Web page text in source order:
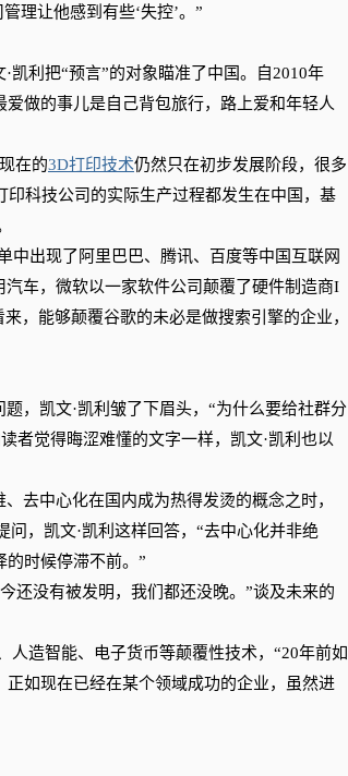
理让他感到有些‘失控’。”
利把“预言”的对象瞄准了中国。自2010年
做的事儿是自己背包旅行，路上爱和年轻人
在的3D打印技术仍然只在初步发展阶段，很多
印科技公司的实际生产过程都发生在中国，基
出现了阿里巴巴、腾讯、百度等中国互联网
车，微软以一家软件公司颠覆了硬件制造商I
，能够颠覆谷歌的未必是做搜索引擎的企业，
，凯文·凯利皱了下眉头，“为什么要给社群分
者觉得晦涩难懂的文字一样，凯文·凯利也以
中心化在国内成为热得发烫的概念之时，
问，凯文·凯利这样回答，“去中心化并非绝
时候停滞不前。”
没有被发明，我们都还没晚。”谈及未来的
造智能、电子货币等颠覆性技术，“20年前如
如现在已经在某个领域成功的企业，虽然进